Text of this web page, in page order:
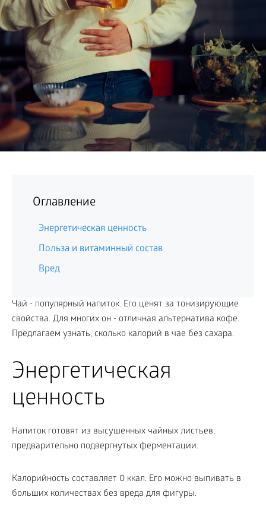
Оглавление
Энергетическая ценность
Польза и витаминный состав
Вред
Чай - популярный напиток. Его ценят за тонизирующие
свойства. Для многих он - отличная альтернатива кофе.
Предлагаем узнать, сколько калорий в чае без сахара.
Энергетическая
ценность
Напиток готовят из высушенных чайных листьев,
предварительно подвергнутых ферментации.
Калорийность составляет 0 ккал. Его можно выпивать в
больших количествах без вреда для фигуры.